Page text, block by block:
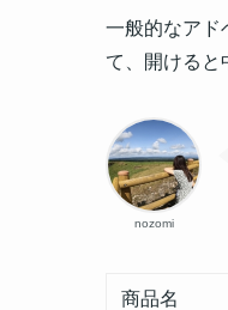
一般的なアド
て、開ける
nozomi
商品名